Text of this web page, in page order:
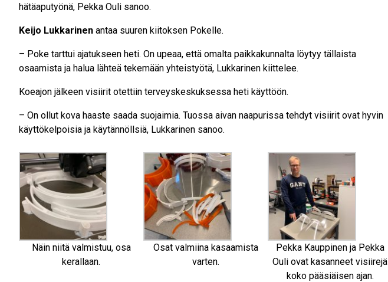
hätäaputyönä, Pekka Ouli sanoo.
Keijo Lukkarinen antaa suuren kiitoksen Pokelle.
– Poke tarttui ajatukseen heti. On upeaa, että omalta paikkakunnalta löytyy tällaista
osaamista ja halua lähteä tekemään yhteistyötä, Lukkarinen kiittelee.
Koeajon jälkeen visiirit otettiin terveyskeskuksessa heti käyttöön.
– On ollut kova haaste saada suojaimia. Tuossa aivan naapurissa tehdyt visiirit ovat hyvin
käyttökelpoisia ja käytännöllsiä, Lukkarinen sanoo.
Näin niitä valmistuu, osa
kerallaan.
Osat valmiina kasaamista
varten.
Pekka Kauppinen ja Pekka
Ouli ovat kasanneet visiirejä
koko pääsiäisen ajan.